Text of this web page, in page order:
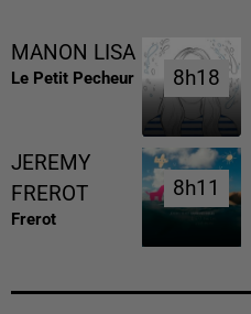
MANON LISA
Le Petit Pecheur 8h18
8h18
JEREMY
FREROT
Frerot
8h11
8h11